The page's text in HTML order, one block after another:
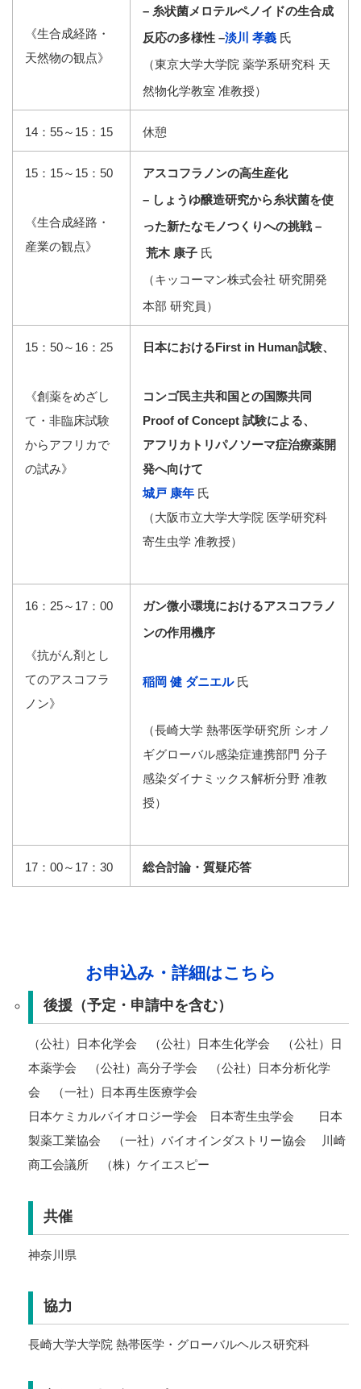
《生合成経路・
天然物の観点》
– 糸状菌メロテルペノイドの生合成
反応の多様性 –淡川 孝義 氏
（東京大学大学院 薬学系研究科 天
然物化学教室 准教授）
14：55～15：15 休憩
15：15～15：50
《生合成経路・
産業の観点》
アスコフラノンの高生産化
– しょうゆ醸造研究から糸状菌を使
った新たなモノつくりへの挑戦 –
荒木 康子 氏
（キッコーマン株式会社 研究開発
本部 研究員）
15：50～16：25
《創薬をめざし
て・非臨床試験
からアフリカで
の試み》
日本におけるFirst in Human試験、
コンゴ民主共和国との国際共同
Proof of Concept 試験による、
アフリカトリパノソーマ症治療薬開
発へ向けて
城戸 康年 氏
（大阪市立大学大学院 医学研究科
寄生虫学 准教授）
16：25～17：00
《抗がん剤とし
てのアスコフラ
ノン》
ガン微小環境におけるアスコフラノ
ンの作用機序
稲岡 健 ダニエル氏
（長崎大学 熱帯医学研究所 シオノ
ギグローバル感染症連携部門 分子
感染ダイナミックス解析分野 准教
授）
17：00～17：30 総合討論・質疑応答
お申込み・詳細はこちら
後援（予定・申請中を含む）
（公社）日本化学会 （公社）日本生化学会 （公社）日
本薬学会 （公社）高分子学会 （公社）日本分析化学
会 （一社）日本再生医療学会
日本ケミカルバイオロジー学会 日本寄生虫学会 日本
製薬工業協会 （一社）バイオインダストリー協会 川崎
商工会議所 （株）ケイエスピー
共催
神奈川県
協力
長崎大学大学院 熱帯医学・グローバルヘルス研究科